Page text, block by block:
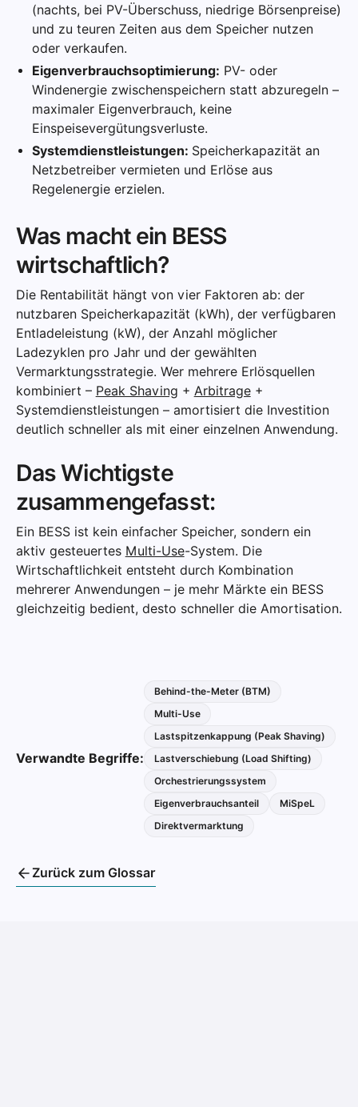
(nachts, bei PV-Überschuss, niedrige Börsenpreise)
und zu teuren Zeiten aus dem Speicher nutzen
oder verkaufen.
Eigenverbrauchsoptimierung: PV- oder
Windenergie zwischenspeichern statt abzuregeln –
maximaler Eigenverbrauch, keine
Einspeisevergütungsverluste.
Systemdienstleistungen: Speicherkapazität an
Netzbetreiber vermieten und Erlöse aus
Regelenergie erzielen.
Was macht ein BESS
wirtschaftlich?
Die Rentabilität hängt von vier Faktoren ab: der
nutzbaren Speicherkapazität (kWh), der verfügbaren
Entladeleistung (kW), der Anzahl möglicher
Ladezyklen pro Jahr und der gewählten
Vermarktungsstrategie. Wer mehrere Erlösquellen
kombiniert – Peak Shaving + Arbitrage+
Systemdienstleistungen – amortisiert die Investition
deutlich schneller als mit einer einzelnen Anwendung.
Das Wichtigste
zusammengefasst:
Ein BESS ist kein einfacher Speicher, sondern ein
aktiv gesteuertes Multi-Use-System. Die
Wirtschaftlichkeit entsteht durch Kombination
mehrerer Anwendungen – je mehr Märkte ein BESS
gleichzeitig bedient, desto schneller die Amortisation.
Verwandte Begriffe:
Behind-the-Meter (BTM)
Multi-Use
Lastspitzenkappung (Peak Shaving)
Lastverschiebung (Load Shifting)
Orchestrierungssystem
Eigenverbrauchsanteil
MiSpeL
Direktvermarktung
Zurück zum Glossar